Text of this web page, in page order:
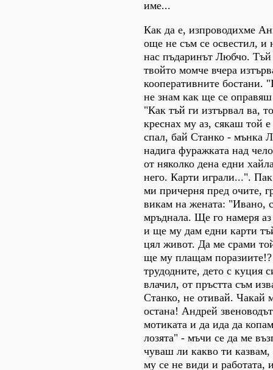
име...
Как да е, изпроводихме
още не съм се освестил,
нас пъдаринът Любчо.
твойто момче вчера
кооперативните бостани.
не знам как ще се оправяш
"Как тъй ги изтървал ва,
креснах му аз, сякаш той
спал, бай Станко - мънка
надига фуражката над
от няколко дена едни
него. Карти играли...".
ми причерня пред очите,
викам на жената: "Ивано,
мръднала. Ще го намеря
и ще му дам едни карти
цял живот. Да ме срами
ще му плащам
трудодните, дето с куция
влачил, от пръстта съм
Станко, не отивай. Чакай
остана! Андрей
мотиката и да ида да
лозята" - мъчи се да ме
чуваш ли какво ти
му се не види и работата,